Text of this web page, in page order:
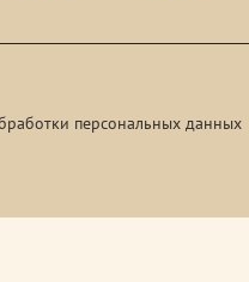
персональных данных